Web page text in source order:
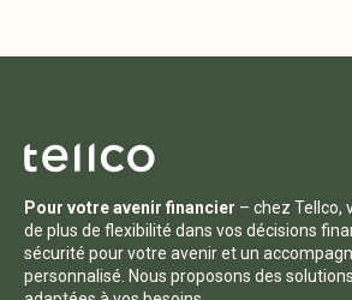
Pour votre avenir financier – chez Tellco,
de plus de flexibilité dans vos décisions
sécurité pour votre avenir et un
personnalisé. Nous proposons des